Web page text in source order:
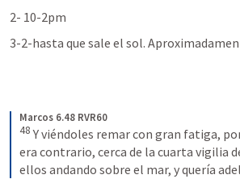
2- 10-2pm
3-2-hasta que sale el sol.
Marcos 6.48 RVR60
48 Y viéndoles remar con gran fatiga,
era contrario, cerca de la cuarta vigilia
ellos andando sobre el mar, y quería